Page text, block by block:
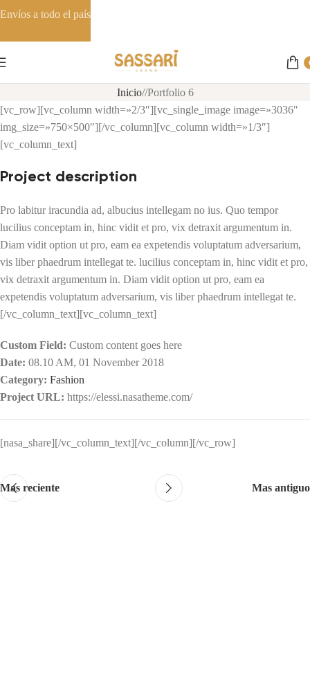
Inicio Portfolio 6
[vc_row][vc_column width=»2/3″][vc_single_image image=»3036″
img_size=»750×500″][/vc_column][vc_column width=»1/3″]
[vc_column_text]
Project description
Pro labitur iracundia ad, albucius intellegam no ius. Quo tempor
lucilius conceptam in, hinc vidit et pro, vix detraxit argumentum in.
Diam vidit option ut pro, eam ea expetendis voluptatum adversarium,
vis liber phaedrum intellegat te. lucilius conceptam in, hinc vidit et pro,
vix detraxit argumentum in. Diam vidit option ut pro, eam ea
expetendis voluptatum adversarium, vis liber phaedrum intellegat te.
[/vc_column_text][vc_column_text]
Custom Field: Custom content goes here
Date: 08.10 AM, 01 November 2018
Category: Fashion
Project URL: https://elessi.nasatheme.com/
[nasa_share][/vc_column_text][/vc_column][/vc_row]
Mas reciente Mas antiguo
Envíos a todo el país